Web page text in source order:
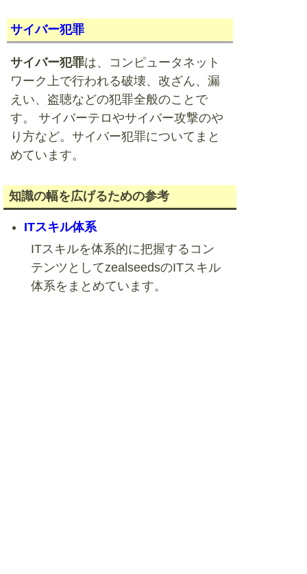
サイバー犯罪
サイバー犯罪は、コンピュータネット
ワーク上で行われる破壊、改ざん、漏
えい、盗聴などの犯罪全般のことで
す。 サイバーテロやサイバー攻撃のや
り方など。サイバー犯罪についてまと
めています。
知識の幅を広げるための参考
ITスキル体系
ITスキルを体系的に把握するコン
テンツとしてzealseedsのITスキル
体系をまとめています。